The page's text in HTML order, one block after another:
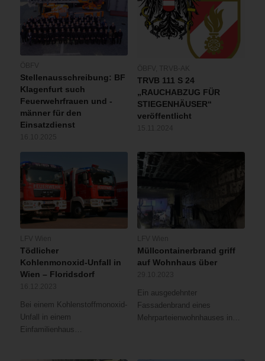
Stellenausschreibung: BF
Klagenfurt such
Feuerwehrfrauen und -
männer für den
Einsatzdienst
TRVB 111 S 24
„RAUCHABZUG FÜR
STIEGENHÄUSER“
veröffentlicht
Tödlicher
Kohlenmonoxid-Unfall in
Wien – Floridsdorf
Bei einem Kohlenstoffmonoxid-
Unfall in einem
Einfamilienhaus…
Müllcontainerbrand griff
auf Wohnhaus über
Ein ausgedehnter
Fassadenbrand eines
Mehrparteienwohnhauses in…